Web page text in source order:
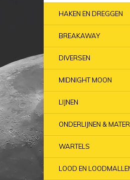
HAKEN EN DREGGEN
BREAKAWAY
DIVERSEN
MIDNIGHT MOON
LIJNEN
ONDERLIJNEN &
WARTELS
LOOD EN